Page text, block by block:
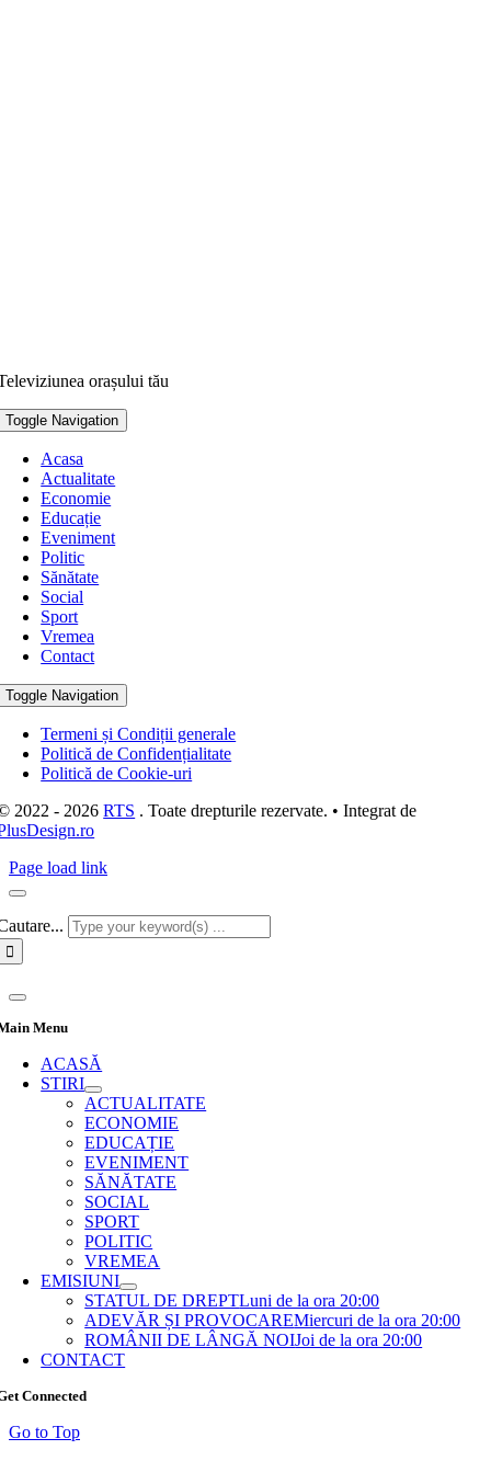
orașului tău
Toggle Navigation
Acasa
Actualitate
Economie
Educație
Eveniment
Politic
Sănătate
Social
Sport
Vremea
Contact
Toggle Navigation
Termeni și Condiții generale
Politică de Confidențialitate
Politică de Cookie-uri
2022 - 2026RTS . Toate drepturile rezervate. • Integrat de
Page load link
Menu
ACASĂ
STIRI
ACTUALITATE
ECONOMIE
EDUCAȚIE
EVENIMENT
SĂNĂTATE
SOCIAL
SPORT
POLITIC
VREMEA
EMISIUNI
STATUL DE DREPTLuni de la ora 20:00
ADEVĂR ȘI PROVOCAREMiercuri de la ora 20:00
ROMÂNII DE LÂNGĂ NOIJoi de la ora 20:00
CONTACT
Connected
Go to Top